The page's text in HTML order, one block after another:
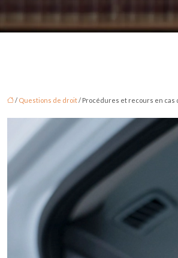
/ Questions de droit/ Procédures et recours en cas